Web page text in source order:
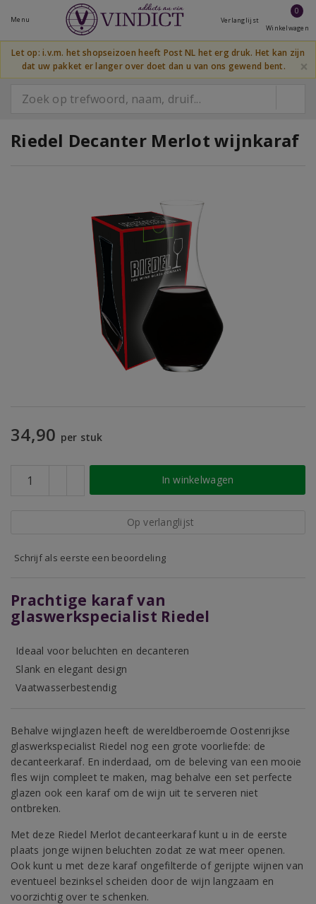
Menu Verlanglijst
0
Winkelwagen
Let op: i.v.m. het shopseizoen heeft Post NL het erg druk. Het kan zijn
dat uw pakket er langer over doet dan u van ons gewend bent.
×
Riedel Decanter Merlot wijnkaraf
34,90 per stuk
In winkelwagen
Op verlanglijst
Schrijf als eerste een beoordeling
Prachtige karaf van
glaswerkspecialist Riedel
Ideaal voor beluchten en decanteren
Slank en elegant design
Vaatwasserbestendig
Behalve wijnglazen heeft de wereldberoemde Oostenrijkse
glaswerkspecialist Riedel nog een grote voorliefde: de
decanteerkaraf. En inderdaad, om de beleving van een mooie
fles wijn compleet te maken, mag behalve een set perfecte
glazen ook een karaf om de wijn uit te serveren niet
ontbreken.
Met deze Riedel Merlot decanteerkaraf kunt u in de eerste
plaats jonge wijnen beluchten zodat ze wat meer openen.
Ook kunt u met deze karaf ongefilterde of gerijpte wijnen van
eventueel bezinksel scheiden door de wijn langzaam en
voorzichtig over te schenken.